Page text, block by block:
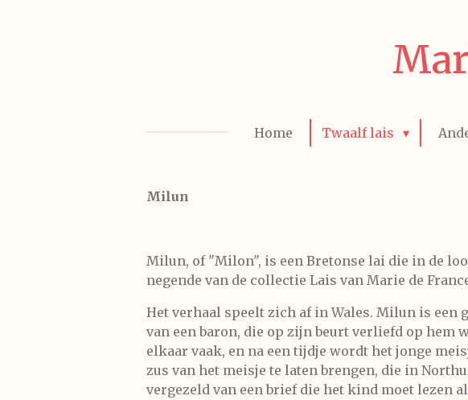
Home Twaalf lais
Milun
Milun, of "Milon", is een Bretonse lai die in de
negende van de collectie Lais van Marie de
Het verhaal speelt zich af in Wales. Milun is
van een baron, die op zijn beurt verliefd op hem
elkaar vaak, en na een tijdje wordt het jonge
zus van het meisje te laten brengen, die in
vergezeld van een brief die het kind moet lezen